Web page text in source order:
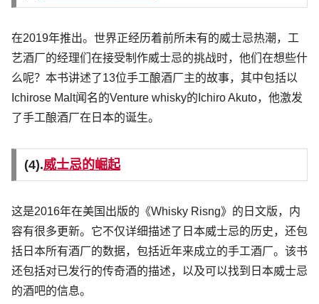
在2019年推出。世界正经历着前所未有的威士忌热潮，工
艺酒厂的经理们在接受制作威士忌的挑战时，他们在想些什
么呢？本书讲述了13位手工酿酒厂主的故事，其中包括以
Ichirose Malt闻名的Venture whisky的Ichiro Akuto，他激发
了手工酿酒厂在日本的诞生。
(4).威士忌的崛起
这是2016年在美国出版的《Whisky Risng》的日文版，内
容有很多更新。它不仅详细描述了日本威士忌的历史，还包
括日本所有酒厂的数据，包括近年来成立的手工酒厂。该书
还包括对已发行的传奇酒的描述，以及可以找到日本威士忌
的酒吧的信息。